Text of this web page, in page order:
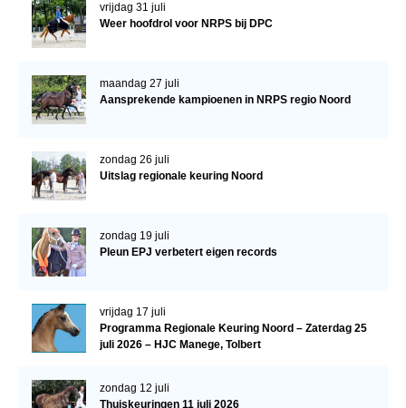
Dekhengsten
HENGSTEN ONLINE
Hengstenselectie
AANMELDEN HENGSTENKEURING ONDER HET
Verrichtingsonderzoek NRPS
Verrichtingsonderzoek 2025-2026
Verrichtingsonderzoek 2023-2024
Verrichtingsonderzoek 2022-2023
Verrichtingsonderzoek 2021-2022
vrijdag 31 juli
Weer hoofdrol voor NRPS bij DPC
maandag 27 juli
Aansprekende kampioenen in NRPS regio Noord
zondag 26 juli
Uitslag regionale keuring Noord
zondag 19 juli
Pleun EPJ verbetert eigen records
vrijdag 17 juli
Programma Regionale Keuring Noord – Zaterdag 25
juli 2026 – HJC Manege, Tolbert
zondag 12 juli
Thuiskeuringen 11 juli 2026